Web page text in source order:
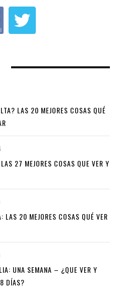
LAS 20 MEJORES COSAS QUÉ
27 MEJORES COSAS QUE VER Y
LAS 20 MEJORES COSAS QUÉ VER
UNA SEMANA – ¿QUE VER Y
DÍAS?